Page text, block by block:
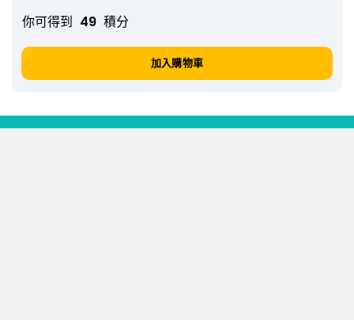
你可得到 49 積分
加入購物車